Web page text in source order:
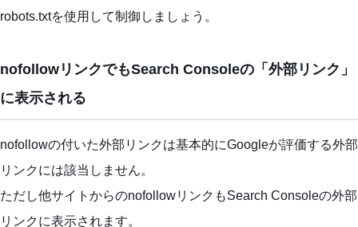
robots.txtを使用して制御しましょう。
nofollowリンクでもSearch Consoleの「外部リンク」
に表示される
nofollowの付いた外部リンクは基本的にGoogleが評価する外部
リンクには該当しません。
ただし他サイトからのnofollowリンクもSearch Consoleの外部
リンクに表示されます。